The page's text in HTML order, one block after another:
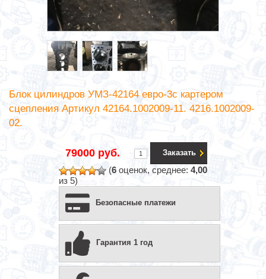
Блок цилиндров УМЗ-42164 евро-3с картером
сцепления Артикул 42164.1002009-11. 4216.1002009-
02.
79000 руб. Заказать
(6 оценок, среднее: 4,00
из 5)
Безопасные платежи
Гарантия 1 год